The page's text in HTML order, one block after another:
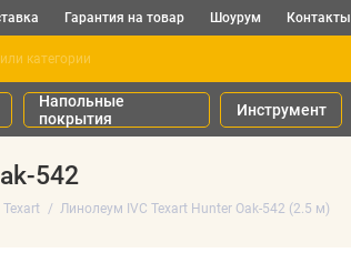
Гарантия на товар Шоурум Контакты
Напольные
покрытия
Инструмент
542
Texart Линолеум IVC Texart Hunter Oak-542 (2.5 м)